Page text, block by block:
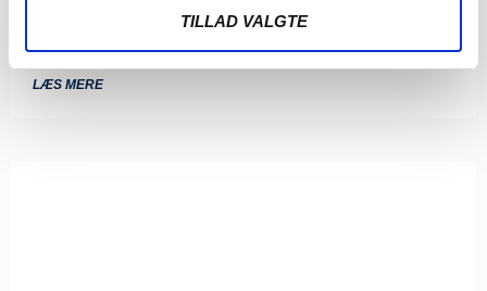
TILLAD VALGTE
Sønderjyske Fodbold henter den gambiske angriber
Bubacarr Tambedou, der er topscorer i den estiske liga.
LÆS MERE